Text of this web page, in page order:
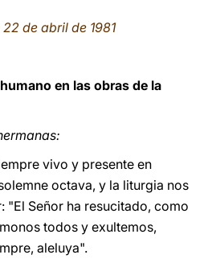
de abril de 1981
en las obras de la
vivo y presente en
octava, y la liturgia nos
"El Señor ha resucitado, como
todos y exultemos,
aleluya".